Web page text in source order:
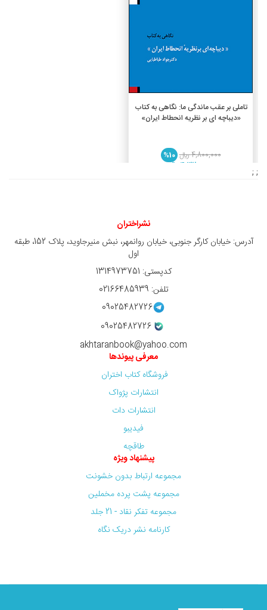
افزودن به سبد خرید
تاملی بر عقب ماندگی ما: نگاهی به کتاب
«دیباچه ای بر نظریه انحطاط ایران»
4,800,000 ريال
%10
4,320,000 ريال
; ;
نشراختران
آدرس: خیابان کارگر جنوبی، خیابان روانمهر، نبش منیرجاوید، پلاک 152، طبقه
اول
کدپستی: 1314973751
تلفن: 02166485939
09025482726
09025482726
akhtaranbook@yahoo.com
معرفی پیوندها
فروشگاه کتاب اختران
انتشارات پژواک
انتشارات دات
فیدیبو
طاقچه
پیشنهاد ویژه
مجموعه ارتباط بدون خشونت
مجموعه پشت پرده مخملین
مجموعه تفکر نقاد - 21 جلد
کارنامه نشر دریک نگاه